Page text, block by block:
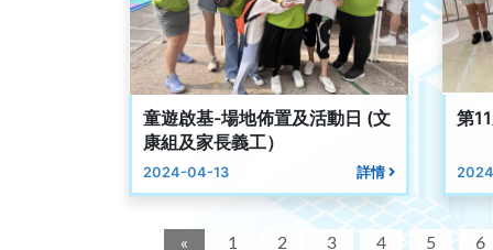
童遊啟基-場地佈置及活動日 (文
康組及家長義工）
2024-04-13 詳情
第
« 1 2 3 4 5 6